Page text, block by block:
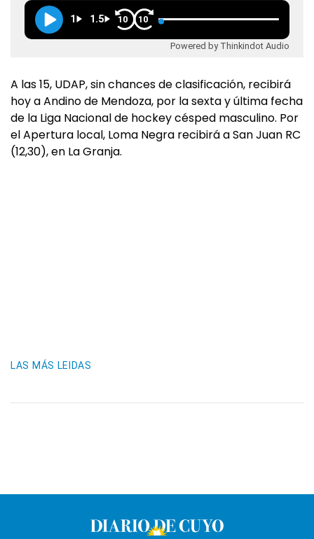
1 1.5 10 10
Powered by Thinkindot Audio
A las 15, UDAP, sin chances de clasificación, recibirá
hoy a Andino de Mendoza, por la sexta y última fecha
de la Liga Nacional de hockey césped masculino. Por
el Apertura local, Loma Negra recibirá a San Juan RC
(12,30), en La Granja.
LAS MÁS LEIDAS